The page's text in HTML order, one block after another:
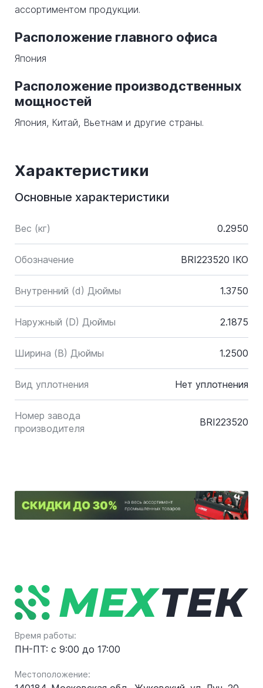
ассортиментом продукции.
Расположение главного офиса
Япония
Расположение производственных
мощностей
Япония, Китай, Вьетнам и другие страны.
Характеристики
Основные характеристики
Вес (кг) 0.2950
Обозначение BRI223520 IKO
Внутренний (d) Дюймы 1.3750
Наружный (D) Дюймы 2.1875
Ширина (B) Дюймы 1.2500
Вид уплотнения Нет уплотнения
Номер завода
производителя
BRI223520
Время работы:
ПН-ПТ: с 9:00 до 17:00
Местоположение: